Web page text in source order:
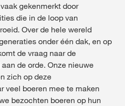
gekenmerkt door
die in de loop van
Over de hele wereld
onder één dak, en op
de vraag naar de
de orde. Onze nieuwe
zich op deze
veel boeren mee te maken
bezochten boeren op hun